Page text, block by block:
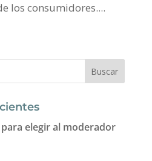
los consumidores....
elegir al moderador